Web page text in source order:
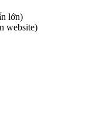
lớn)
website)